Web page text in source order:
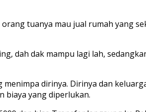
tuanya mau jual rumah yang
dah dak mampu lagi lah,
dirinya. Dirinya dan
biaya yang diperlukan.